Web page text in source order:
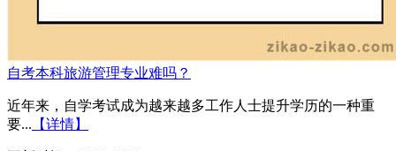
自考本科旅游管理专业难吗？
近年来，自学考试成为越来越多工作人士提升学历的一种重
要... 【详情】